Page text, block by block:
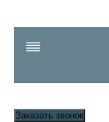
Заказать звонок